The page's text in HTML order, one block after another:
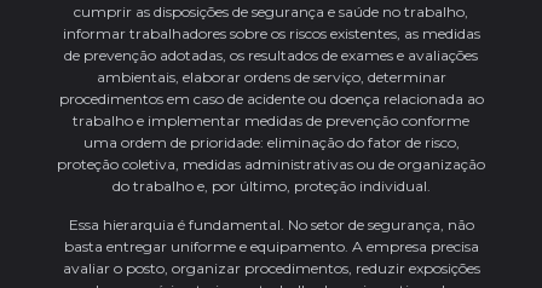
cumprir as disposições de segurança e saúde no trabalho,
informar trabalhadores sobre os riscos existentes, as medidas
de prevenção adotadas, os resultados de exames e avaliações
ambientais, elaborar ordens de serviço, determinar
procedimentos em caso de acidente ou doença relacionada ao
trabalho e implementar medidas de prevenção conforme
uma ordem de prioridade: eliminação do fator de risco,
proteção coletiva, medidas administrativas ou de organização
do trabalho e, por último, proteção individual.
Essa hierarquia é fundamental. No setor de segurança, não
basta entregar uniforme e equipamento. A empresa precisa
avaliar o posto, organizar procedimentos, reduzir exposições